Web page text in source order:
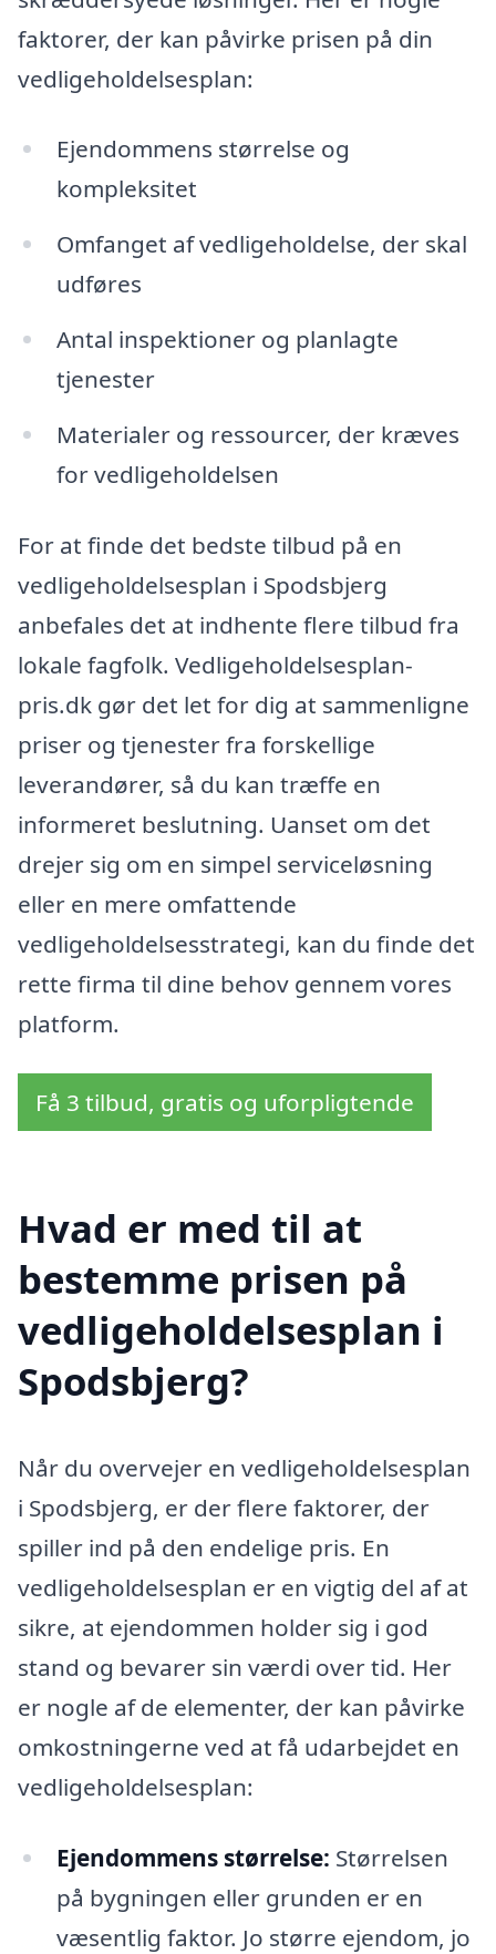
faktorer, der kan påvirke prisen på din
vedligeholdelsesplan:
Ejendommens størrelse og
kompleksitet
Omfanget af vedligeholdelse, der skal
udføres
Antal inspektioner og planlagte
tjenester
Materialer og ressourcer, der kræves
for vedligeholdelsen
For at finde det bedste tilbud på en
vedligeholdelsesplan i Spodsbjerg
anbefales det at indhente flere tilbud fra
lokale fagfolk. Vedligeholdelsesplan-
pris.dk gør det let for dig at sammenligne
priser og tjenester fra forskellige
leverandører, så du kan træffe en
informeret beslutning. Uanset om det
drejer sig om en simpel serviceløsning
eller en mere omfattende
vedligeholdelsesstrategi, kan du finde det
rette firma til dine behov gennem vores
platform.
Få 3 tilbud, gratis og uforpligtende
Hvad er med til at
bestemme prisen på
vedligeholdelsesplan i
Spodsbjerg?
Når du overvejer en vedligeholdelsesplan
i Spodsbjerg, er der flere faktorer, der
spiller ind på den endelige pris. En
vedligeholdelsesplan er en vigtig del af at
sikre, at ejendommen holder sig i god
stand og bevarer sin værdi over tid. Her
er nogle af de elementer, der kan påvirke
omkostningerne ved at få udarbejdet en
vedligeholdelsesplan:
Ejendommens størrelse: Størrelsen
på bygningen eller grunden er en
væsentlig faktor. Jo større ejendom, jo